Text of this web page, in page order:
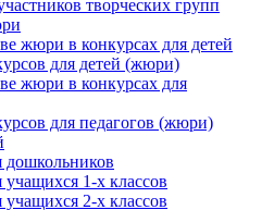
творческих групп
жюри в конкурсах для детей
для детей (жюри)
жюри в конкурсах для
для педагогов (жюри)
1-х классов
2-х классов